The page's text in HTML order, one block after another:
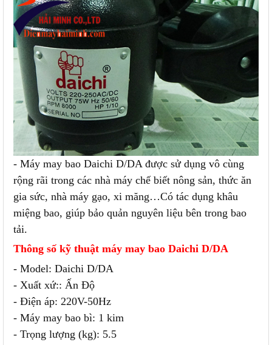
- Máy may bao Daichi D/DA được sử dụng vô cùng
rộng rãi trong các nhà máy chế biết nông sản, thức ăn
gia sức, nhà máy gạo, xi măng…Có tác dụng khâu
miệng bao, giúp bảo quản nguyên liệu bên trong bao
tải.
Thông số kỹ thuật máy may bao Daichi D/DA
- Model: Daichi D/DA
- Xuất xứ:: Ấn Độ
- Điện áp: 220V-50Hz
- Máy may bao bì: 1 kim
- Trọng lượng (kg): 5.5